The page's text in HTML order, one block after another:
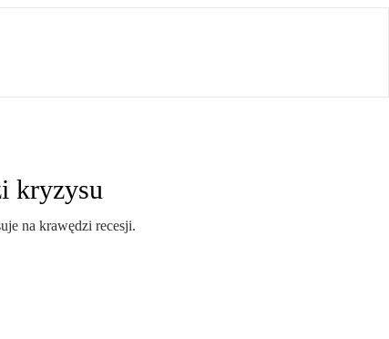
kryzysu
na krawędzi recesji.